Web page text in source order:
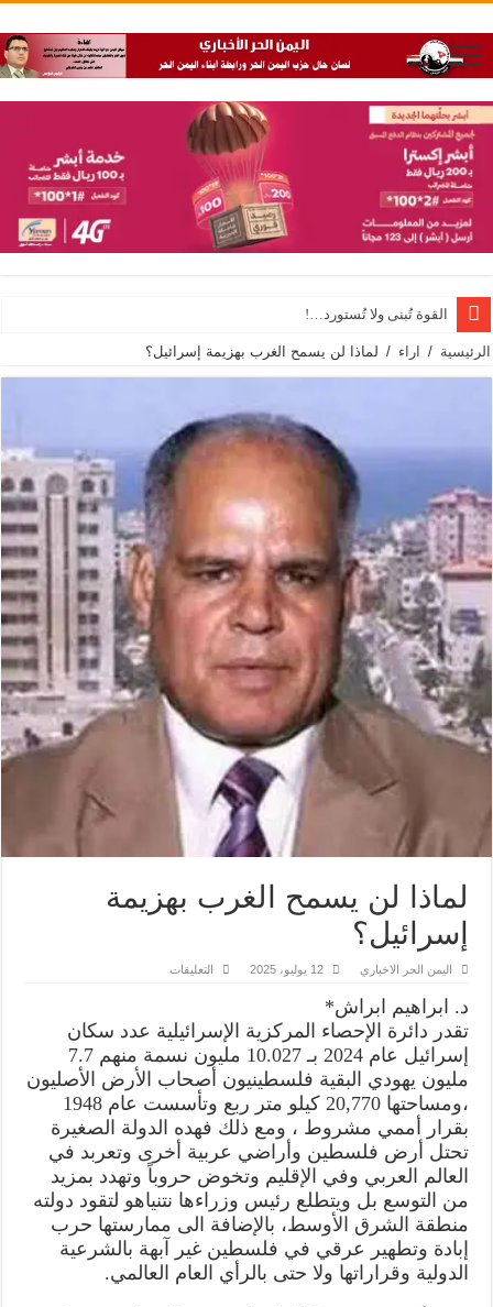
القوة تُبنى ولا تُستورد…!
الرئيسية / اراء / لماذا لن يسمح الغرب بهزيمة إسرائيل؟
لماذا لن يسمح الغرب بهزيمة
إسرائيل؟
اليمن الحر الاخباري 12 يوليو، 2025 التعليقات
الغرب
بهزيمة
إسرائيل؟
مغلقة
د. ابراهيم ابراش*
تقدر دائرة الإحصاء المركزية الإسرائيلية عدد سكان
إسرائيل عام 2024 بـ 10.027 مليون نسمة منهم 7.7
مليون يهودي البقية فلسطينيون أصحاب الأرض الأصليون
،ومساحتها 20,770 كيلو متر ربع وتأسست عام 1948
بقرار أممي مشروط ، ومع ذلك فهده الدولة الصغيرة
تحتل أرض فلسطين وأراضي عربية أخرى وتعربد في
العالم العربي وفي الإقليم وتخوض حروباً وتهدد بمزيد
من التوسع بل ويتطلع رئيس وزراءها نتنياهو لتقود دولته
منطقة الشرق الأوسط، بالإضافة الى ممارستها حرب
إبادة وتطهير عرقي في فلسطين غير آبهة بالشرعية
الدولية وقراراتها ولا حتى بالرأي العام العالمي.